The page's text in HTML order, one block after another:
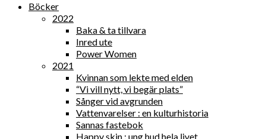
Böcker
2022
Baka & ta tillvara
Inred ute
Power Women
2021
Kvinnan som lekte med elden
“Vi vill nytt, vi begär plats”
Sånger vid avgrunden
Vattenvarelser : en kulturhistoria
Sannas fastebok
Happy skin : ung hud hela livet